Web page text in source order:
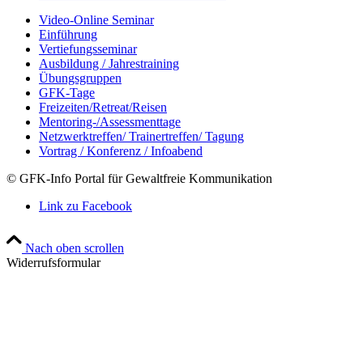
Video-Online Seminar
Einführung
Vertiefungsseminar
Ausbildung / Jahrestraining
Übungsgruppen
GFK-Tage
Freizeiten/Retreat/Reisen
Mentoring-/Assessmenttage
Netzwerktreffen/ Trainertreffen/ Tagung
Vortrag / Konferenz / Infoabend
© GFK-Info Portal für Gewaltfreie Kommunikation
Link zu Facebook
Nach oben scrollen
Widerrufsformular